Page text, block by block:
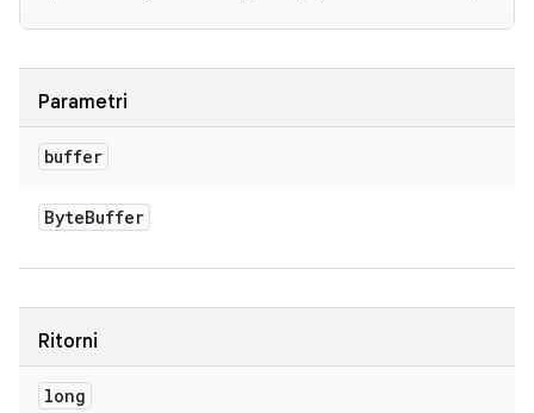
Parametri
buffer
ByteBuffer
Ritorni
long